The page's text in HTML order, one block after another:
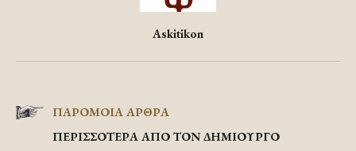
Askitikon
ΠΑΡΟΜΟΙΑ ΑΡΘΡΑ
ΠΕΡΙΣΣΟΤΕΡΑ ΑΠΟ ΤΟΝ ΔΗΜΙΟΥΡΓΟ